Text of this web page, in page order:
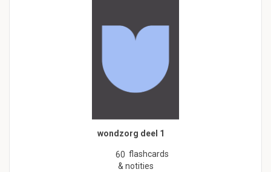
wondzorg deel 1
60 flashcards
& notities